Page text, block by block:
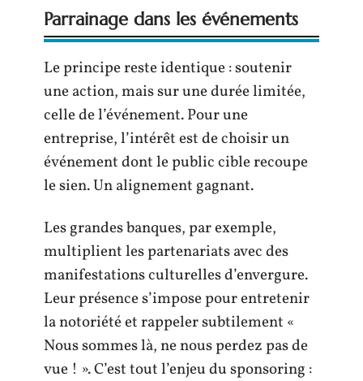
Parrainage dans les événements
Le principe reste identique : soutenir
une action, mais sur une durée limitée,
celle de l’événement. Pour une
entreprise, l’intérêt est de choisir un
événement dont le public cible recoupe
le sien. Un alignement gagnant.
Les grandes banques, par exemple,
multiplient les partenariats avec des
manifestations culturelles d’envergure.
Leur présence s’impose pour entretenir
la notoriété et rappeler subtilement «
Nous sommes là, ne nous perdez pas de
vue ! ». C’est tout l’enjeu du sponsoring :